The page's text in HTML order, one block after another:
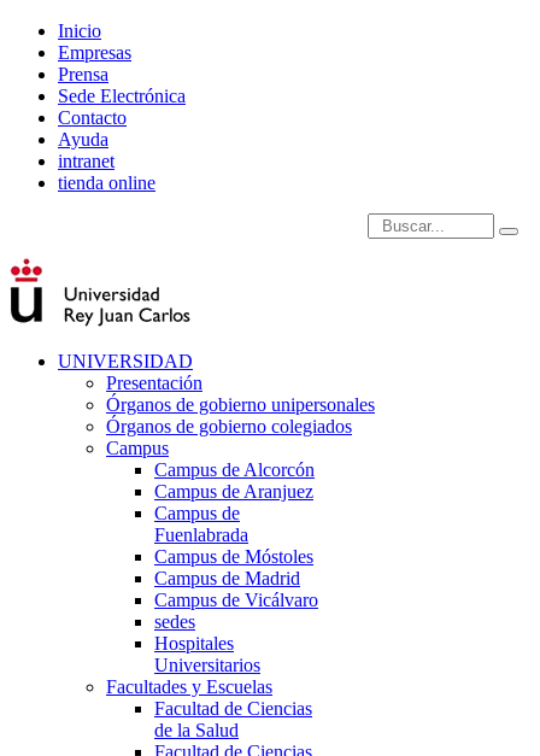
Inicio
Empresas
Prensa
Sede Electrónica
Contacto
Ayuda
intranet
tienda online
Introduce términos de
UNIVERSIDAD
Presentación
Órganos de gobierno unipersonales
Órganos de gobierno colegiados
Campus
Campus de Alcorcón
Campus de Aranjuez
Campus de
Fuenlabrada
Campus de Móstoles
Campus de Madrid
Campus de Vicálvaro
sedes
Hospitales
Universitarios
Facultades y Escuelas
Facultad de Ciencias
de la Salud
Facultad de Ciencias